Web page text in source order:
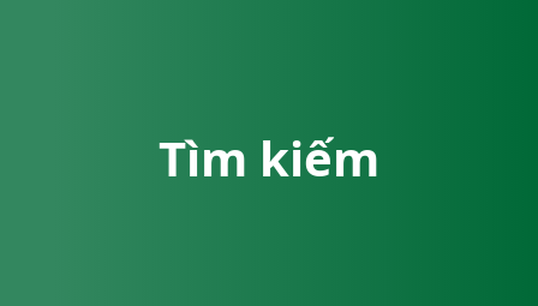
Tìm kiếm